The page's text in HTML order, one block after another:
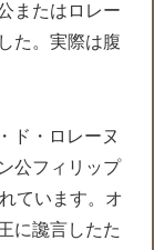
またはロレー
た。実際は腹
ド・ロレーヌ
公フィリップ
ています。オ
に讒言したた